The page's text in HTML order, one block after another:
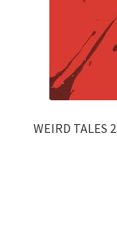
WEIRD TALES